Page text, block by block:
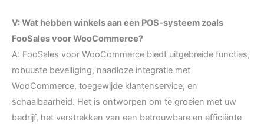
V: Wat hebben winkels aan een POS-systeem zoals
FooSales voor WooCommerce?
A: FooSales voor WooCommerce biedt uitgebreide functies,
robuuste beveiliging, naadloze integratie met
WooCommerce, toegewijde klantenservice, en
schaalbaarheid. Het is ontworpen om te groeien met uw
bedrijf, het verstrekken van een betrouwbare en efficiënte